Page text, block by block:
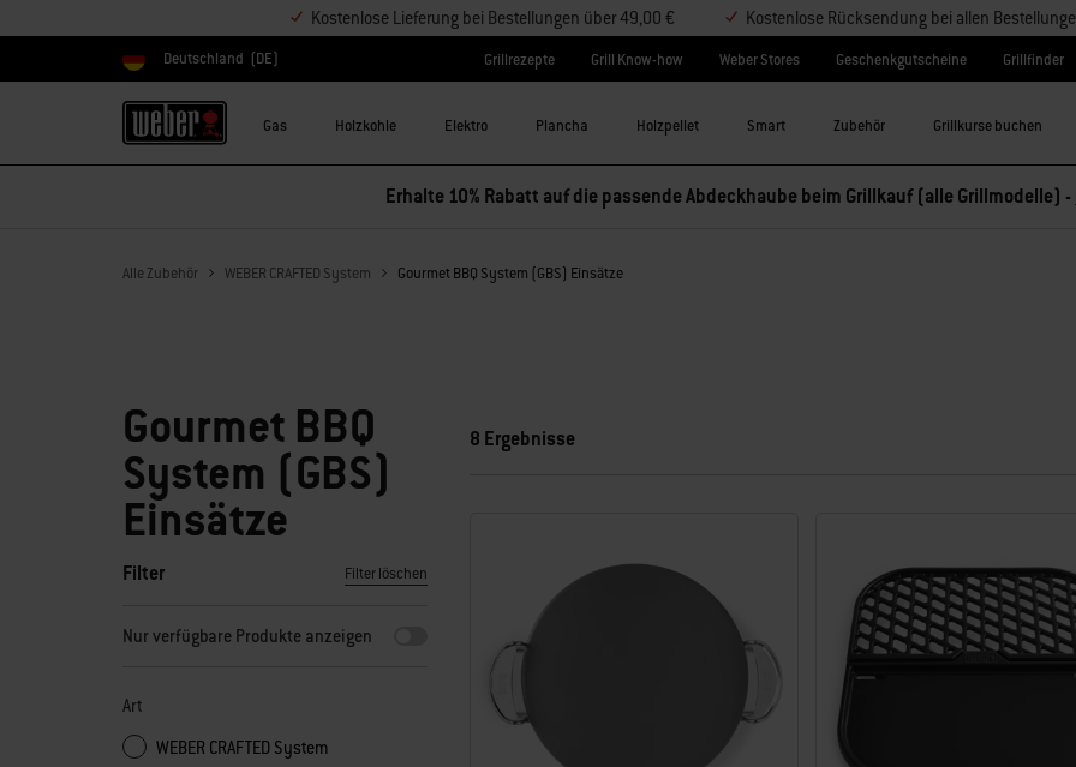
Kostenlose Lieferung bei Bestellungen über 49,00 € Kostenlose Rücksendung bei allen
Land auswählen
Deutschland (DE) Grillrezepte Grill Know-how Weber Stores Geschenkgutscheine Grillfinder
Gas Holzkohle Elektro Plancha Holzpellet Smart Zubehör Grillkurse buchen
Erhalte 10% Rabatt auf die passende Abdeckhaube beim Grillkauf (alle Grillmodelle) -
Alle Zubehör WEBER CRAFTED System Gourmet BBQ System (GBS) Einsätze
Gourmet BBQ
System (GBS)
Einsätze
Filter
Durch Auswahl eines beliebigen Filters wird die Seite mit neuen Ergebnissen aktualisiert.
Filter löschen
Nur verfügbare Produkte anzeigen
Art
WEBER CRAFTED System
8 Ergebnisse